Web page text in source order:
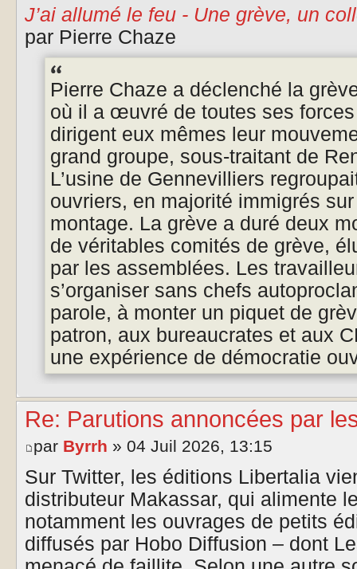
J’ai allumé le feu - Une grève, un
par Pierre Chaze
Pierre Chaze a déclenché la
où il a œuvré de toutes ses
dirigent eux mêmes leur
grand groupe, sous-traitant de
L’usine de Gennevilliers
ouvriers, en majorité immigrés
montage. La grève a duré deux
de véritables comités de grève,
par les assemblées. Les
s’organiser sans chefs
parole, à monter un piquet de
patron, aux bureaucrates et aux
une expérience de démocratie
Re: Parutions annoncées par
par Byrrh » 04 Juil 2026, 13:15
Sur Twitter, les éditions Libertalia
distributeur Makassar, qui alimente
notamment les ouvrages de petits
diffusés par Hobo Diffusion – dont